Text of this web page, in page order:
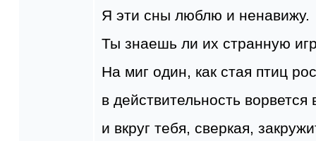
Я эти сны люблю и ненавижу.
Ты знаешь ли их странную
На миг один, как стая птиц
в действительность ворвется
и вкруг тебя, сверкая,